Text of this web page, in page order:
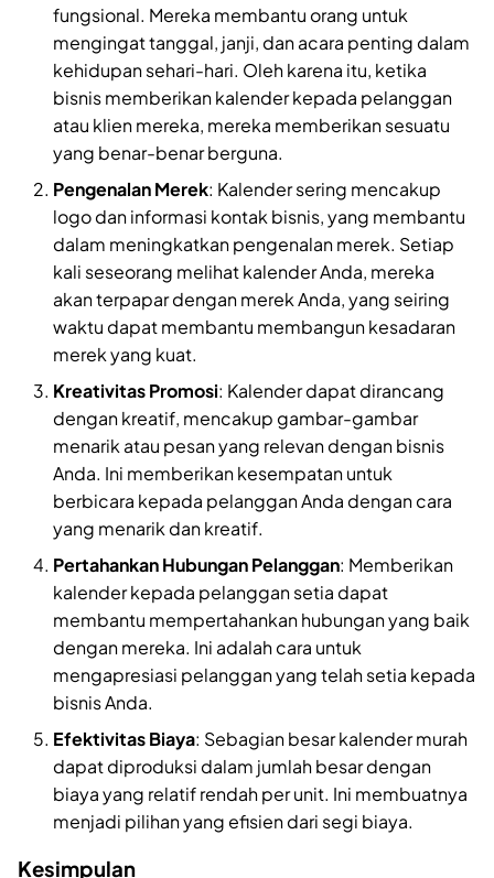
fungsional. Mereka membantu orang untuk
mengingat tanggal, janji, dan acara penting dalam
kehidupan sehari-hari. Oleh karena itu, ketika
bisnis memberikan kalender kepada pelanggan
atau klien mereka, mereka memberikan sesuatu
yang benar-benar berguna.
Pengenalan Merek: Kalender sering mencakup
logo dan informasi kontak bisnis, yang membantu
dalam meningkatkan pengenalan merek. Setiap
kali seseorang melihat kalender Anda, mereka
akan terpapar dengan merek Anda, yang seiring
waktu dapat membantu membangun kesadaran
merek yang kuat.
Kreativitas Promosi: Kalender dapat dirancang
dengan kreatif, mencakup gambar-gambar
menarik atau pesan yang relevan dengan bisnis
Anda. Ini memberikan kesempatan untuk
berbicara kepada pelanggan Anda dengan cara
yang menarik dan kreatif.
Pertahankan Hubungan Pelanggan: Memberikan
kalender kepada pelanggan setia dapat
membantu mempertahankan hubungan yang baik
dengan mereka. Ini adalah cara untuk
mengapresiasi pelanggan yang telah setia kepada
bisnis Anda.
Efektivitas Biaya: Sebagian besar kalender murah
dapat diproduksi dalam jumlah besar dengan
biaya yang relatif rendah per unit. Ini membuatnya
menjadi pilihan yang efisien dari segi biaya.
Kesimpulan